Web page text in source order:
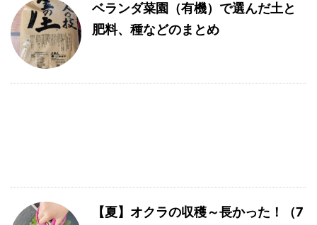
ベランダ菜園（有機）で選んだ土と
肥料、種などのまとめ
【夏】オクラの収穫～長かった！（7